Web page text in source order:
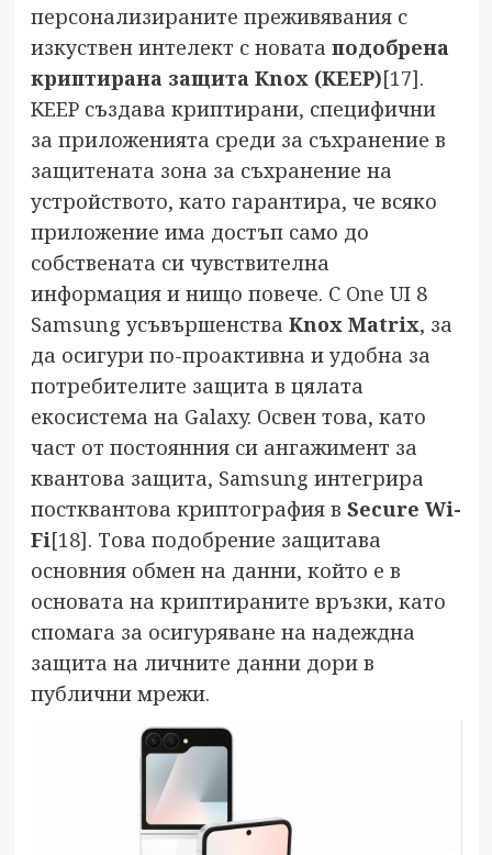
персонализираните преживявания с
изкуствен интелект с новата подобрена
криптирана защита Knox (KEEP)[17].
KEEP създава криптирани, специфични
за приложенията среди за съхранение в
защитената зона за съхранение на
устройството, като гарантира, че всяко
приложение има достъп само до
собствената си чувствителна
информация и нищо повече. С One UI 8
Samsung усъвършенства Knox Matrix, за
да осигури по-проактивна и удобна за
потребителите защита в цялата
екосистема на Galaxy. Освен това, като
част от постоянния си ангажимент за
квантова защита, Samsung интегрира
постквантова криптография в Secure Wi-
Fi[18]. Това подобрение защитава
основния обмен на данни, който е в
основата на криптираните връзки, като
спомага за осигуряване на надеждна
защита на личните данни дори в
публични мрежи.